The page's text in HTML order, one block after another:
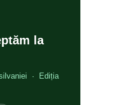
la
· Ediția